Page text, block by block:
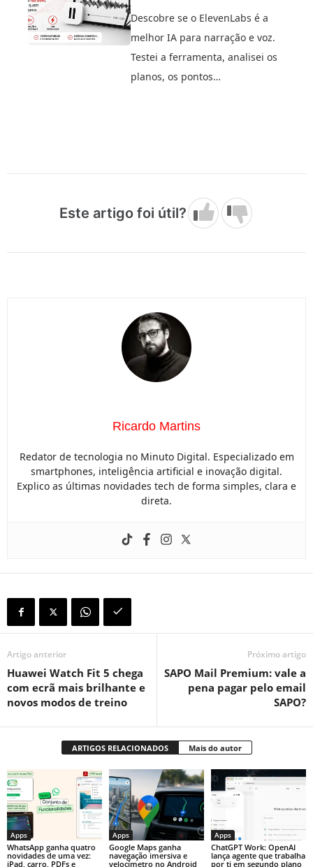
Descobre se o ElevenLabs é a
melhor IA para narração e voz.
Testei a ferramenta, analisei os
planos, os pontos…
Este artigo foi útil?
Ricardo Martins
Redator de tecnologia no Minuto Digital. Especializado em
smartphones, inteligência artificial e inovação digital.
Explico as últimas novidades tech de forma simples, clara e
direta.
Artigo anterior
Huawei Watch Fit 5 chega
com ecrã mais brilhante e
novos modos de treino
Próximo artigo
SAPO Mail Premium: vale a
pena pagar pelo email
SAPO?
ARTIGOS RELACIONADOS Mais do autor
Apps
WhatsApp ganha quatro
novidades de uma vez:
iPad, carro, PDFs e
Apps
Google Maps ganha
navegação imersiva e
velocímetro no Android
Apps
ChatGPT Work: OpenAI
lança agente que trabalha
por ti em segundo plano